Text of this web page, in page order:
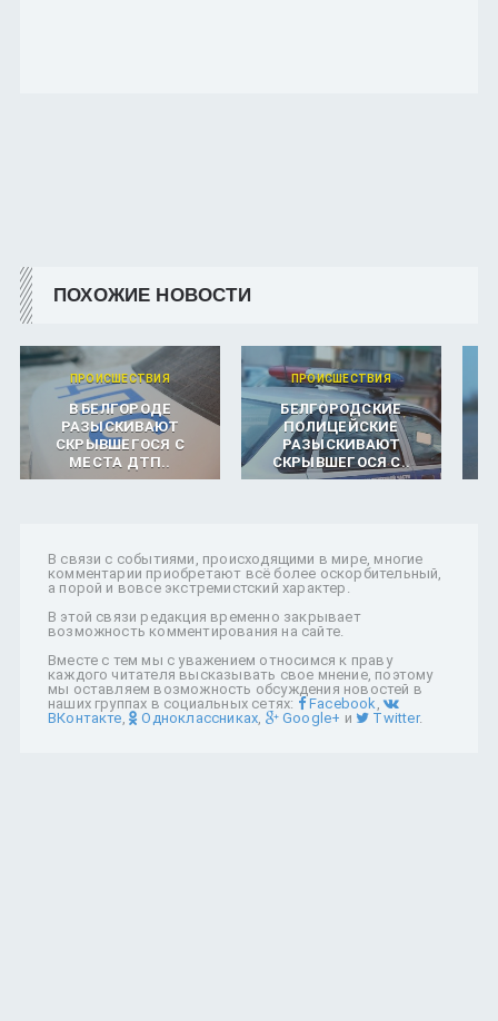
ПОХОЖИЕ НОВОСТИ
ПРОИСШЕСТВИЯ
В БЕЛГОРОДЕ
РАЗЫСКИВАЮТ
СКРЫВШЕГОСЯ С
МЕСТА ДТП..
ПРОИСШЕСТВИЯ
БЕЛГОРОДСКИЕ
ПОЛИЦЕЙСКИЕ
РАЗЫСКИВАЮТ
СКРЫВШЕГОСЯ С..
В связи с событиями, происходящими в мире, многие
комментарии приобретают всё более оскорбительный,
а порой и вовсе экстремистский характер.
В этой связи редакция временно закрывает
возможность комментирования на сайте.
Вместе с тем мы с уважением относимся к праву
каждого читателя высказывать свое мнение, поэтому
мы оставляем возможность обсуждения новостей в
наших группах в социальных сетях:
Facebook ,
ВКонтакте , Одноклассниках Google+ и Twitter.